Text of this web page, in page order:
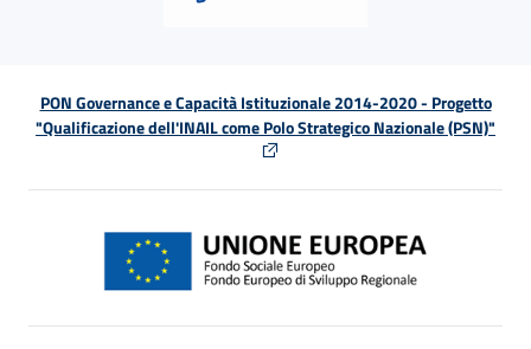
PON Governance e Capacità Istituzionale 2014-2020 - Progetto
"Qualificazione dell'INAIL come Polo Strategico Nazionale (PSN)"